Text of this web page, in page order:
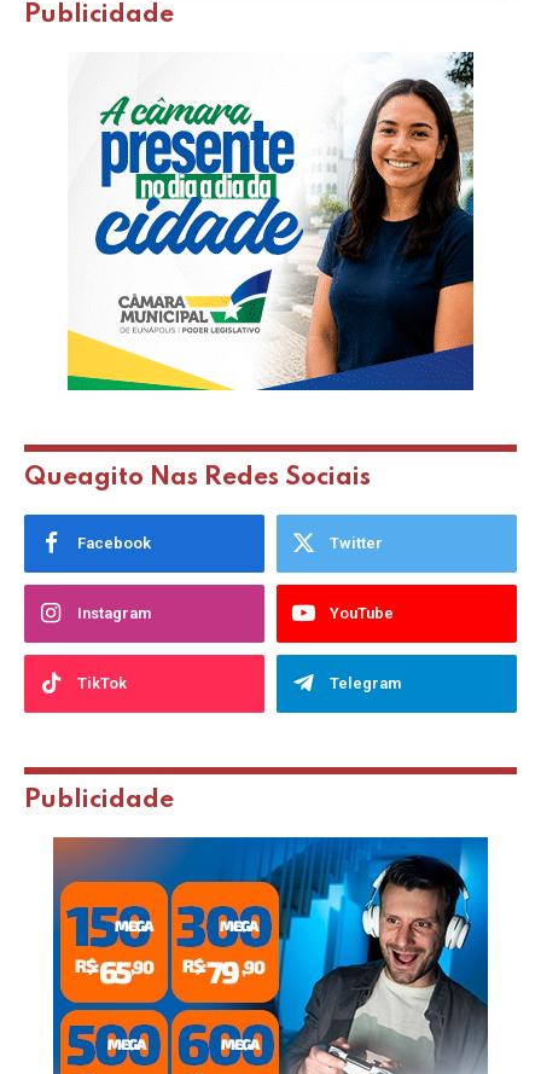
Publicidade
Queagito Nas Redes Sociais
Facebook Twitter
Instagram YouTube
TikTok Telegram
Publicidade